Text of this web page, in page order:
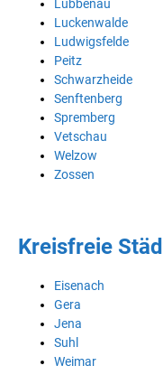
Lübbenau
Luckenwalde
Ludwigsfelde
Peitz
Schwarzheide
Senftenberg
Spremberg
Vetschau
Welzow
Zossen
Kreisfreie
Eisenach
Gera
Jena
Suhl
Weimar